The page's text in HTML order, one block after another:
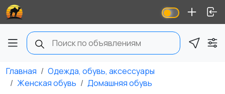
Главная
Одежда, обувь, аксессуары
Женская обувь
Домашняя обувь